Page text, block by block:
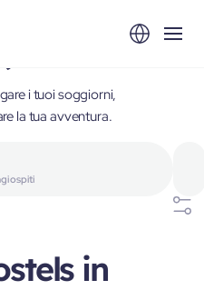
i tuoi soggiorni,
la tua avventura.
ospiti
in